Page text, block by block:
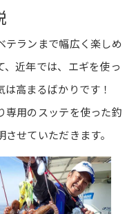
テランまで幅広く楽しめ
近年では、エギを使っ
は高まるばかりです！
専用のスッテを使った釣
せていただきます。